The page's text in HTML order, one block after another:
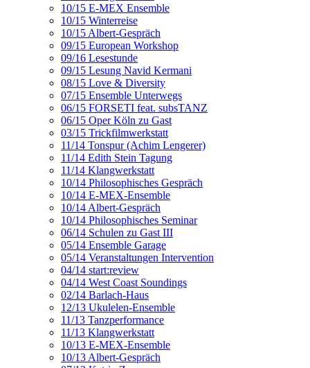
10/15 E-MEX Ensemble
10/15 Winterreise
10/15 Albert-Gespräch
09/15 European Workshop
09/16 Lesestunde
09/15 Lesung Navid Kermani
08/15 Love & Diversity
07/15 Ensemble Unterwegs
06/15 FORSETI feat. subsTANZ
06/15 Oper Köln zu Gast
03/15 Trickfilmwerkstatt
11/14 Tonspur (Achim Lengerer)
11/14 Edith Stein Tagung
11/14 Klangwerkstatt
10/14 Philosophisches Gespräch
10/14 E-MEX-Ensemble
10/14 Albert-Gespräch
10/14 Philosophisches Seminar
06/14 Schulen zu Gast III
05/14 Ensemble Garage
05/14 Veranstaltungen Intervention
04/14 start:review
04/14 West Coast Soundings
02/14 Barlach-Haus
12/13 Ukulelen-Ensemble
11/13 Tanzperformance
11/13 Klangwerkstatt
10/13 E-MEX-Ensemble
10/13 Albert-Gespräch